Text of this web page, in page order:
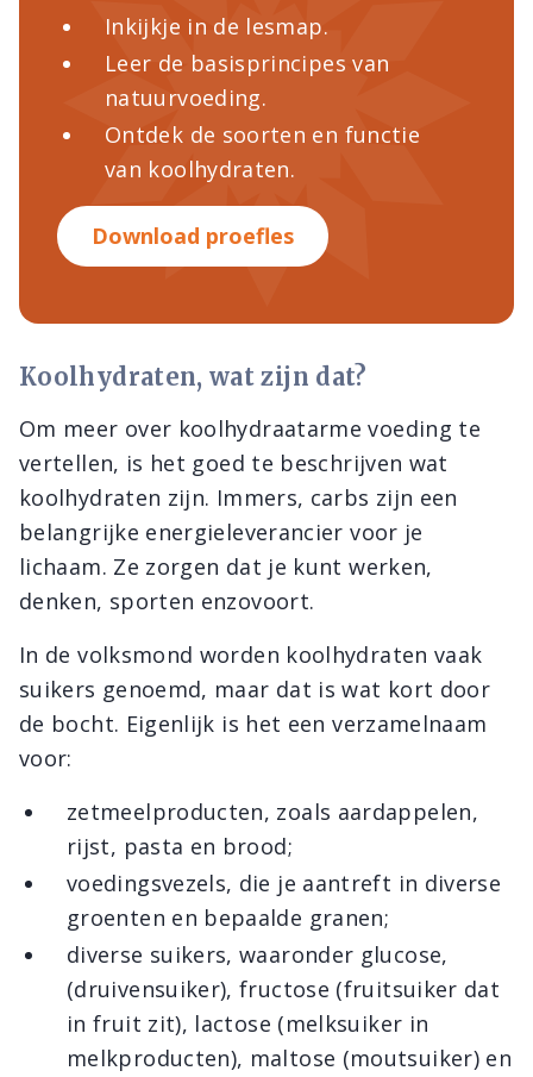
Inkijkje in de lesmap.
Leer de basisprincipes van
natuurvoeding.
Ontdek de soorten en functie
van koolhydraten.
Download proefles
Koolhydraten, wat zijn dat?
Om meer over koolhydraatarme voeding te
vertellen, is het goed te beschrijven wat
koolhydraten zijn. Immers, carbs zijn een
belangrijke energieleverancier voor je
lichaam. Ze zorgen dat je kunt werken,
denken, sporten enzovoort.
In de volksmond worden koolhydraten vaak
suikers genoemd, maar dat is wat kort door
de bocht. Eigenlijk is het een verzamelnaam
voor:
zetmeelproducten, zoals aardappelen,
rijst, pasta en brood;
voedingsvezels, die je aantreft in diverse
groenten en bepaalde granen;
diverse suikers, waaronder glucose,
(druivensuiker), fructose (fruitsuiker dat
in fruit zit), lactose (melksuiker in
melkproducten), maltose (moutsuiker) en